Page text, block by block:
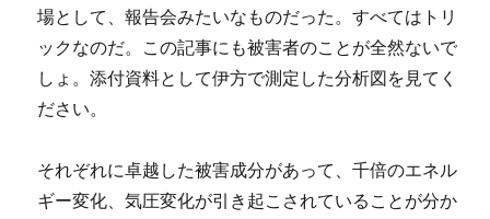
場として、報告会みたいなものだった。すべてはトリ
ックなのだ。この記事にも被害者のことが全然ないで
しょ。添付資料として伊方で測定した分析図を見てく
ださい。
それぞれに卓越した被害成分があって、千倍のエネル
ギー変化、気圧変化が引き起こされていることが分か